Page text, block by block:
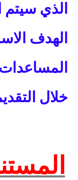
الذي سيتم
الهدف
خلال